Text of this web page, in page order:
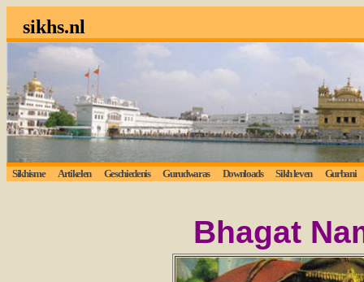
sikhs.nl
Sikhisme Artikelen Geschiedenis Gurudwaras Downloads Sikh leven Gurbani
Bhagat